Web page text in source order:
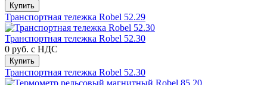
Купить
Транспортная тележка Robel 52.29
Транспортная тележка Robel 52.30
0 руб. с НДС
Купить
Транспортная тележка Robel 52.30